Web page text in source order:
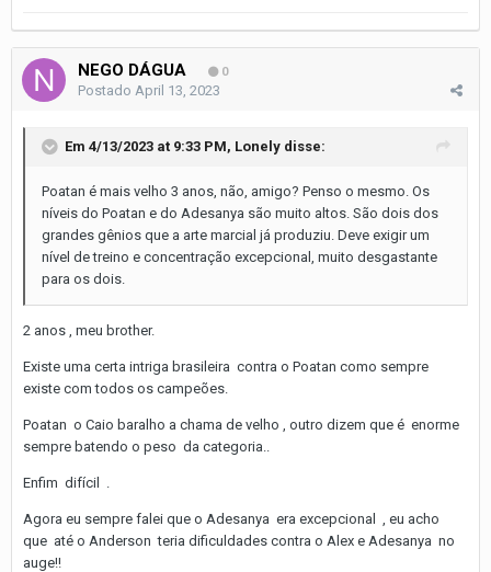
NEGO DÁGUA 0
Postado April 13, 2023
Em 4/13/2023 at 9:33 PM, Lonely disse:
Poatan é mais velho 3 anos, não, amigo? Penso o mesmo. Os
níveis do Poatan e do Adesanya são muito altos. São dois dos
grandes gênios que a arte marcial já produziu. Deve exigir um
nível de treino e concentração excepcional, muito desgastante
para os dois.
2 anos , meu brother.
Existe uma certa intriga brasileira contra o Poatan como sempre
existe com todos os campeões.
Poatan o Caio baralho a chama de velho , outro dizem que é enorme
sempre batendo o peso da categoria..
Enfim difícil .
Agora eu sempre falei que o Adesanya era excepcional , eu acho
que até o Anderson teria dificuldades contra o Alex e Adesanya no
auge!!